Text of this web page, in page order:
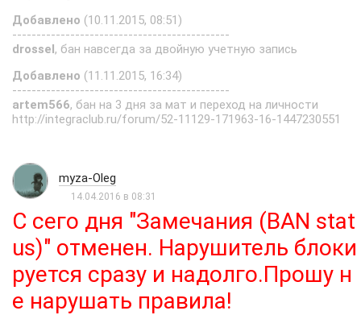
Добавлено (10.11.2015, 08:51)
---------------------------------------------
drossel, бан навсегда за двойную учетную запись
Добавлено (11.11.2015, 16:34)
---------------------------------------------
artem566, бан на 3 дня за мат и переход на личности
http://integraclub.ru/forum/52-11129-171963-16-1447230551
myza-Oleg
14.04.2016 в 08:31
С сего дня "Замечания (BAN stat
us)" отменен. Нарушитель блоки
руется сразу и надолго.Прошу н
е нарушать правила!